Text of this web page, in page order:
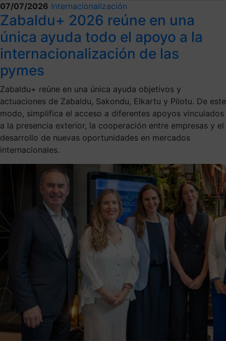
07/07/2026 Internacionalización
Zabaldu+ 2026 reúne en una
única ayuda todo el apoyo a la
internacionalización de las
pymes
Zabaldu+ reúne en una única ayuda objetivos y
actuaciones de Zabaldu, Sakondu, Elkartu y Pilotu. De este
modo, simplifica el acceso a diferentes apoyos vinculados
a la presencia exterior, la cooperación entre empresas y el
desarrollo de nuevas oportunidades en mercados
internacionales.